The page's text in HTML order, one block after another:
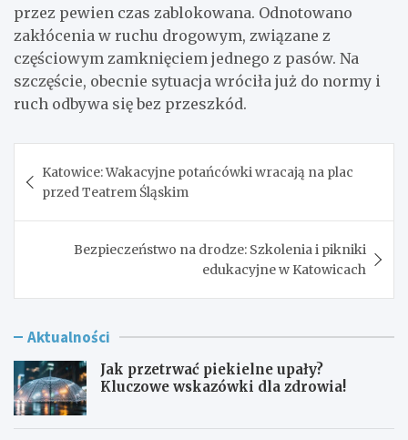
przez pewien czas zablokowana. Odnotowano
zakłócenia w ruchu drogowym, związane z
częściowym zamknięciem jednego z pasów. Na
szczęście, obecnie sytuacja wróciła już do normy i
ruch odbywa się bez przeszkód.
wpisu
Katowice: Wakacyjne potańcówki wracają na plac
przed Teatrem Śląskim
Bezpieczeństwo na drodze: Szkolenia i pikniki
edukacyjne w Katowicach
Aktualności
Jak przetrwać piekielne upały?
Kluczowe wskazówki dla zdrowia!